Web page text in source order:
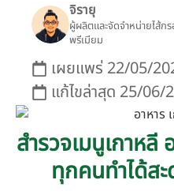
จิรายุ
ผู้ผลิตและจัดจำหน่ายไส้ก
พรีเมียม
เผยแพร่ 22/05/
แก้ไขล่าสุด 25/06/
สำรวจเมนูเกาหลี
ทุกคนทำได้ส